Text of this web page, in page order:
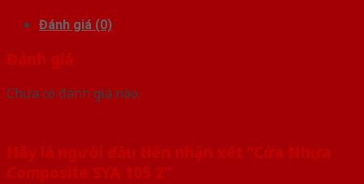
Đánh giá (0)
Đánh giá
Chưa có đánh giá nào.
Hãy là người đầu tiên nhận xét “Cửa Nhựa
Composite SYA 105 2”